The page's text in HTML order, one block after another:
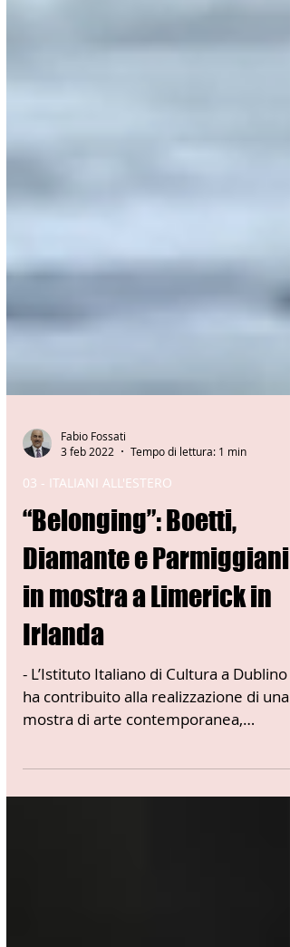
Fabio Fossati
3 feb 2022
Tempo di lettura: 1 min
03 - ITALIANI ALL'ESTERO
“Belonging”: Boetti,
Diamante e Parmiggiani
in mostra a Limerick in
Irlanda
- L’Istituto Italiano di Cultura a Dublino